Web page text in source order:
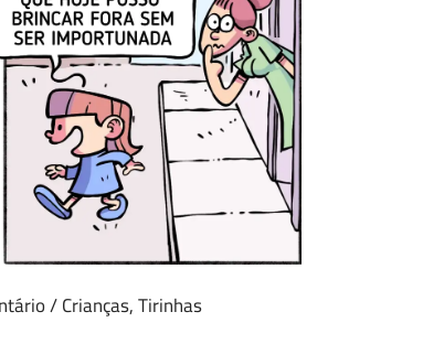
/Crianças,Tirinhas